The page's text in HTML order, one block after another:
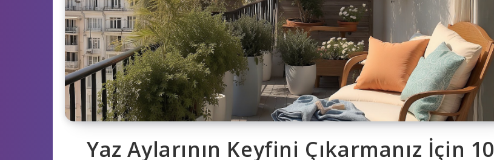
Yaz Aylarının Keyfini Çıkarmanız İçin 10